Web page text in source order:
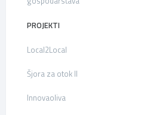
PROJEKTI
Local2Local
Šjora za otok II
Innovaoliva